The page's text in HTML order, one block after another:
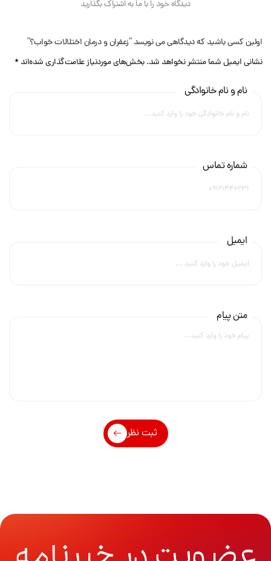
دیدگاه خود را با ما به اشتراک بگذارید
اولین کسی باشید که دیدگاهی می نویسد “زعفران و درمان اختلالات خواب؟”
نشانی ایمیل شما منتشر نخواهد شد. بخش‌های موردنیاز علامت‌گذاری شده‌اند*
نام و نام خانوادگی
شماره تماس
ایمیل
متن پیام
ثبت نظر